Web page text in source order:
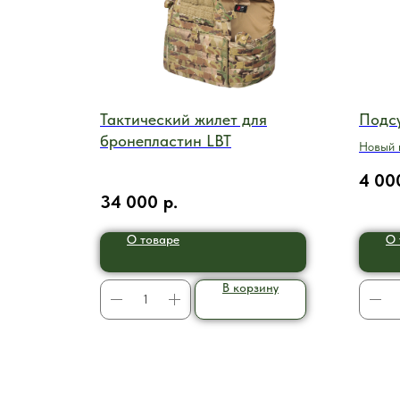
Тактический жилет для
бронепластин LBT
34 000 р.
О товаре
В корзину
Новый
4
О